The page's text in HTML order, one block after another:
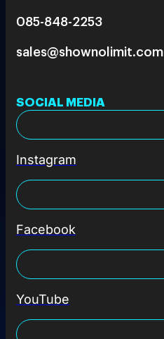
085-848-2253
sales@shownolimit.com
SOCIAL MEDIA
Instagram
Facebook
YouTube